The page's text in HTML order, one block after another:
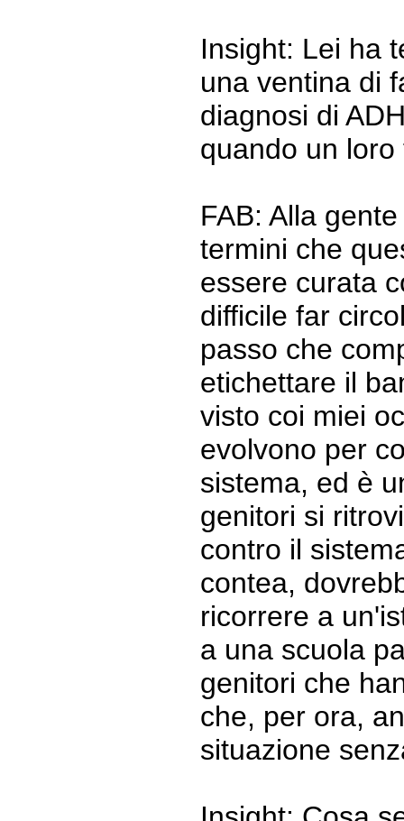
Insight: Lei ha
una ventina di
diagnosi di
quando un
FAB: Alla
termini che
essere curata
difficile far
passo che
etichettare il
visto coi miei
evolvono per
sistema, ed è
genitori si
contro il
contea,
ricorrere a
a una scuola
genitori che
che, per ora,
situazione